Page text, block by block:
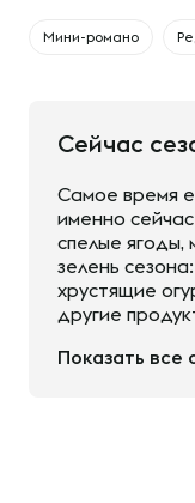
Мини-романо
Сейчас
Самое время
именно
спелые
зелень
хрустящие
другие
Показать все